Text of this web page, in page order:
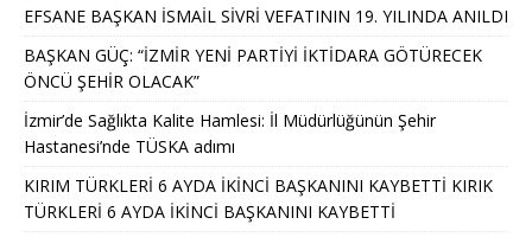
EFSANE BAŞKAN İSMAİL SİVRİ VEFATININ 19. YILINDA ANILDI
BAŞKAN GÜÇ: “İZMİR YENİ PARTİYİ İKTİDARA GÖTÜRECEK
ÖNCÜ ŞEHİR OLACAK”
İzmir’de Sağlıkta Kalite Hamlesi: İl Müdürlüğünün Şehir
Hastanesi’nde TÜSKA adımı
KIRIM TÜRKLERİ 6 AYDA İKİNCİ BAŞKANINI KAYBETTİ KIRIK
TÜRKLERİ 6 AYDA İKİNCİ BAŞKANINI KAYBETTİ